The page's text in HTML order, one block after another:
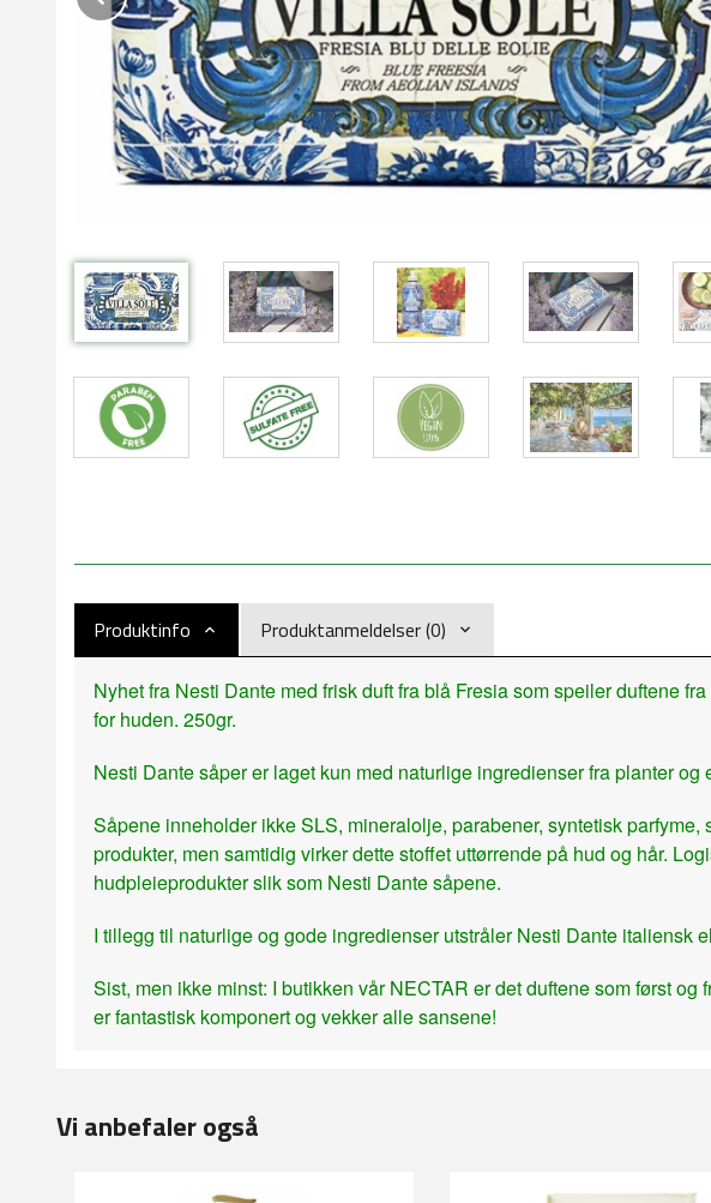
Produktinfo Produktanmeldelser (0)
Nyhet fra Nesti Dante med frisk duft fra blå Fresia som speiler duftene
for huden. 250gr.
Nesti Dante såper er laget kun med naturlige ingredienser fra planter og
Såpene inneholder ikke SLS, mineralolje, parabener, syntetisk
produkter, men samtidig virker dette stoffet uttørrende på hud og hår.
hudpleieprodukter slik som Nesti Dante såpene.
I tillegg til naturlige og gode ingredienser utstråler Nesti Dante italiensk
Sist, men ikke minst: I butikken vår NECTAR er det duftene som først
er fantastisk komponert og vekker alle sansene!
Vi anbefaler også